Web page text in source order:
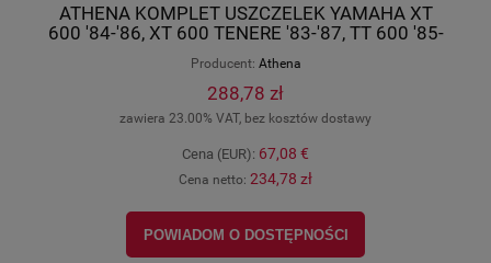
ATHENA KOMPLET USZCZELEK YAMAHA XT
600 '84-'86, XT 600 TENERE '83-'87, TT 600 '85-
Producent: Athena
288,78 zł
zawiera 23.00% VAT, bez kosztów dostawy
Cena (EUR): 67,08 €
Cena netto: 234,78 zł
POWIADOM O DOSTĘPNOŚCI